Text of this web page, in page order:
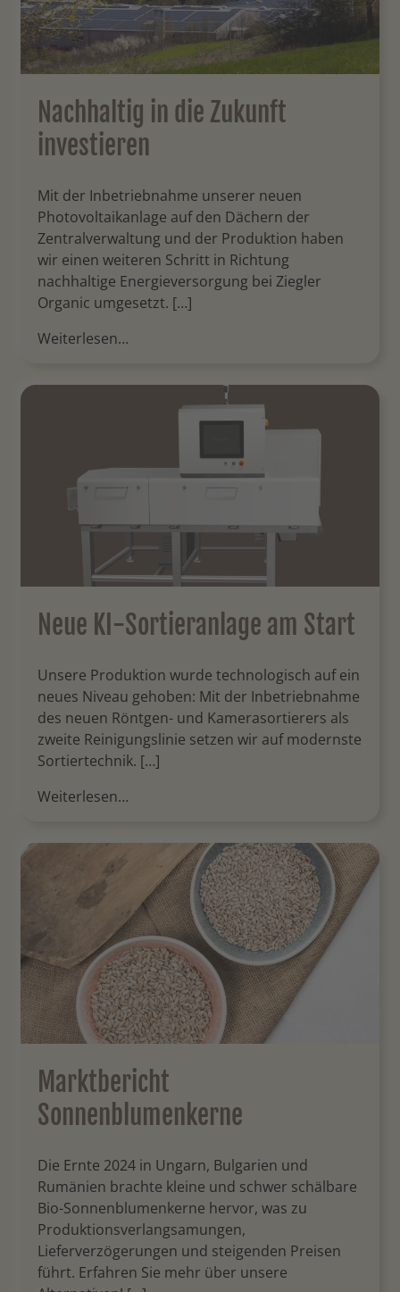
Nachhaltig in die Zukunft
investieren
Mit der Inbetriebnahme unserer neuen
Photovoltaikanlage auf den Dächern der
Zentralverwaltung und der Produktion haben
wir einen weiteren Schritt in Richtung
nachhaltige Energieversorgung bei Ziegler
Organic umgesetzt. […]
Weiterlesen…
Neue KI-Sortieranlage am Start
Unsere Produktion wurde technologisch auf ein
neues Niveau gehoben: Mit der Inbetriebnahme
des neuen Röntgen- und Kamerasortierers als
zweite Reinigungslinie setzen wir auf modernste
Sortiertechnik. […]
Weiterlesen…
Marktbericht
Sonnenblumenkerne
Die Ernte 2024 in Ungarn, Bulgarien und
Rumänien brachte kleine und schwer schälbare
Bio-Sonnenblumenkerne hervor, was zu
Produktionsverlangsamungen,
Lieferverzögerungen und steigenden Preisen
führt. Erfahren Sie mehr über unsere